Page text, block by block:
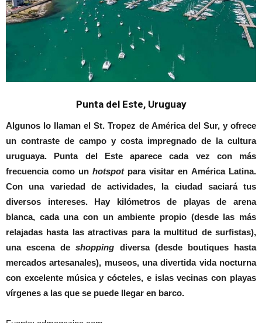
Punta del Este, Uruguay
Algunos lo llaman el St. Tropez de América del Sur, y ofrece
un contraste de campo y costa impregnado de la cultura
uruguaya. Punta del Este aparece cada vez con más
frecuencia como un hotspotpara visitar en América Latina.
Con una variedad de actividades, la ciudad saciará tus
diversos intereses. Hay kilómetros de playas de arena
blanca, cada una con un ambiente propio (desde las más
relajadas hasta las atractivas para la multitud de surfistas),
una escena deshopping diversa (desde boutiques hasta
mercados artesanales), museos, una divertida vida nocturna
con excelente música y cócteles, e islas vecinas con playas
vírgenes a las que se puede llegar en barco.